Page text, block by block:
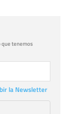
que tenemos
la Newsletter